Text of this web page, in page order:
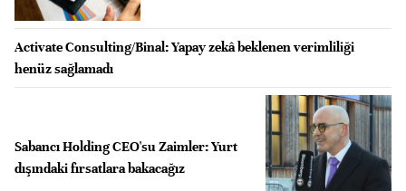
Activate Consulting/Binal: Yapay zekâ beklenen verimliliği
henüz sağlamadı
Sabancı Holding CEO'su Zaimler: Yurt
dışındaki fırsatlara bakacağız